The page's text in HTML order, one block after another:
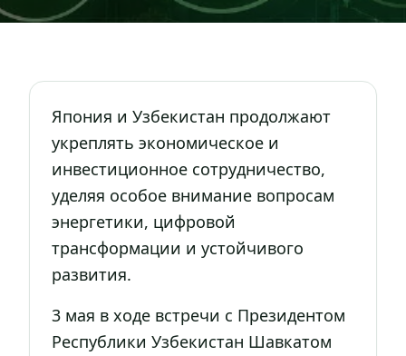
Япония и Узбекистан продолжают
укреплять экономическое и
инвестиционное сотрудничество,
уделяя особое внимание вопросам
энергетики, цифровой
трансформации и устойчивого
развития.
3 мая в ходе встречи с Президентом
Республики Узбекистан Шавкатом